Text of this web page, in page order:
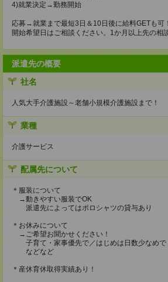
4)就業決定→勤務開始
応募→就業まで最短3日＆10日後に給料GETも可！
開始希望日はご相談ください。1か月以上先の相
派遣先の概要
社名
人気大手介護施設～老舗小規模介護施設まで！
業種
介護サービス
配属先について
＊服装について
→動きやすい服装でOK
派遣先によってはポロシャツの貸与あり
＊お休みについて
→ご希望お聞かせください！
子育て・家事優先で／はじめは日数少なめで
などなど
＊産休育休取得実績あり！